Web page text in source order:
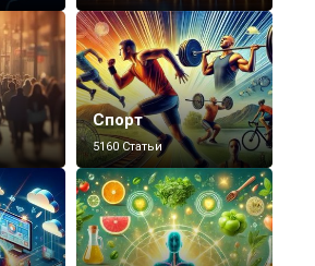
Спорт
5160 Статьи